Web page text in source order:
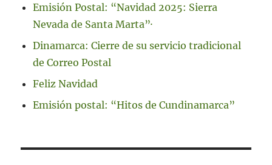
Emisión Postal: “Navidad 2025: Sierra
Nevada de Santa Marta”·
Dinamarca: Cierre de su servicio tradicional
de Correo Postal
Feliz Navidad
Emisión postal: “Hitos de Cundinamarca”